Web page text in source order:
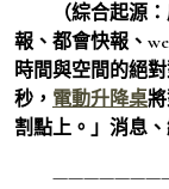
（綜合起源
報、都會快報、
時間與空間的絕
秒， 電動升降桌
割點上。」消息、